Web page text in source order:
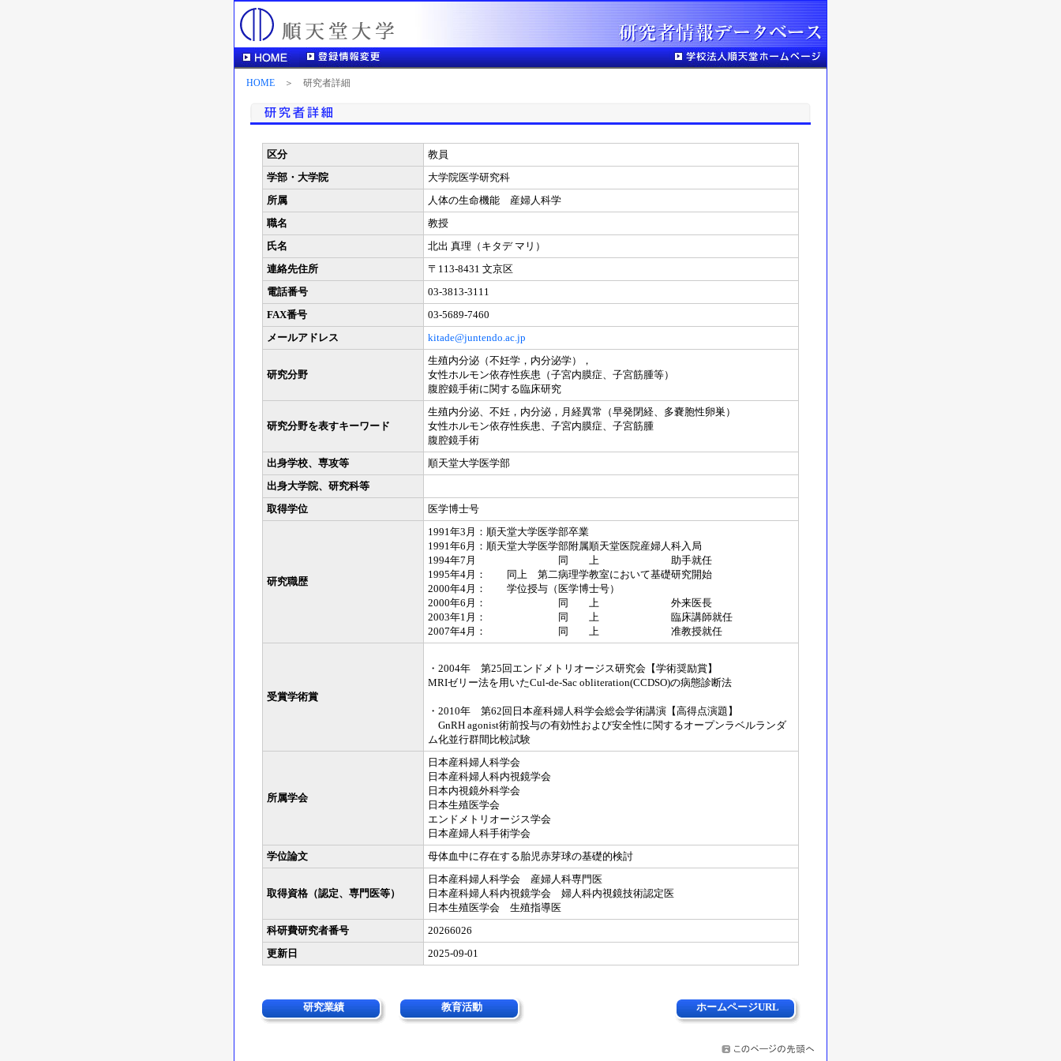
HOME ＞ 研究者詳細
区分
教員
学部・大学院
大学院医学研究科
所属
人体の生命機能 産婦人科学
職名
教授
氏名
北出 真理（キタデ マリ）
連絡先住所
〒113-8431 文京区
電話番号
03-3813-3111
FAX番号
03-5689-7460
メールアドレス
kitade@juntendo.ac.jp
研究分野
生殖内分泌（不妊学，内分泌学），
女性ホルモン依存性疾患（子宮内膜症、子宮筋腫等）
腹腔鏡手術に関する臨床研究
研究分野を表すキーワード
生殖内分泌、不妊，内分泌，月経異常（早発閉経、多嚢胞性卵巣）
女性ホルモン依存性疾患、子宮内膜症、子宮筋腫
腹腔鏡手術
出身学校、専攻等
順天堂大学医学部
出身大学院、研究科等
取得学位
医学博士号
研究職歴
1991年3月：順天堂大学医学部卒業
1991年6月：順天堂大学医学部附属順天堂医院産婦人科入局
1994年7月 同 上 助手就任
1995年4月： 同上 第二病理学教室において基礎研究開始
2000年4月： 学位授与（医学博士号）
2000年6月： 同 上 外来医長
2003年1月： 同 上 臨床講師就任
2007年4月： 同 上 准教授就任
受賞学術賞
・2004年 第25回エンドメトリオージス研究会【学術奨励賞】
MRIゼリー法を用いたCul-de-Sac obliteration(CCDSO)の病態診断法
・2010年 第62回日本産科婦人科学会総会学術講演【高得点演題】
GnRH agonist術前投与の有効性および安全性に関するオープンラベルランダ
ム化並行群間比較試験
所属学会
日本産科婦人科学会
日本産科婦人科内視鏡学会
日本内視鏡外科学会
日本生殖医学会
エンドメトリオージス学会
日本産婦人科手術学会
学位論文
母体血中に存在する胎児赤芽球の基礎的検討
取得資格（認定、専門医等）
日本産科婦人科学会 産婦人科専門医
日本産科婦人科内視鏡学会 婦人科内視鏡技術認定医
日本生殖医学会 生殖指導医
科研費研究者番号
20266026
更新日
2025-09-01
研究業績 教育活動 ホームページURL